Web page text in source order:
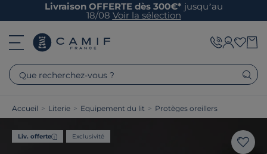
Livraison OFFERTE dès 300€* jusqu’au
18/08 Voir la sélection
Que recherchez-vous ?
Accueil > Literie > Equipement du lit > Protèges oreillers
Liv. offerte Exclusivité